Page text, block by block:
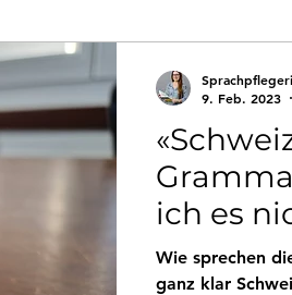
Rückblicke
ich es
das
Wie sprechen
ganz klar
9. Feb. 2023